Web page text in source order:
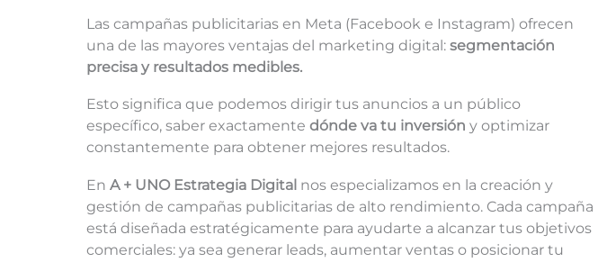
Las campañas publicitarias en Meta (Facebook e Instagram) ofrecen
una de las mayores ventajas del marketing digital: segmentación
precisa y resultados medibles.
Esto significa que podemos dirigir tus anuncios a un público
específico, saber exactamente dónde va tu inversión y optimizar
constantemente para obtener mejores resultados.
En A + UNO Estrategia Digital nos especializamos en la creación y
gestión de campañas publicitarias de alto rendimiento. Cada campaña
está diseñada estratégicamente para ayudarte a alcanzar tus objetivos
comerciales: ya sea generar leads, aumentar ventas o posicionar tu